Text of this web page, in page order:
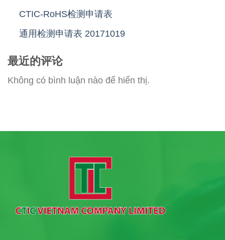
CTIC-RoHS检测申请表
通用检测申请表 20171019
最近的评论
Không có bình luận nào để hiển thị.